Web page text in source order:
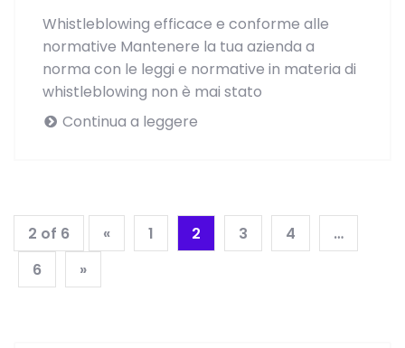
Whistleblowing efficace e conforme alle
normative Mantenere la tua azienda a
norma con le leggi e normative in materia di
whistleblowing non è mai stato
Continua a leggere
2 of 6 « 1 2 3 4
…
6
»